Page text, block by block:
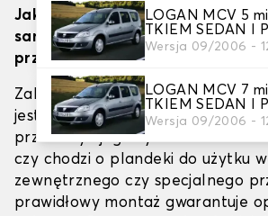
LOGAN MCV 5
TKIEM SEDAN I
Wersja 09/2006 -
LOGAN MCV 7
TKIEM SEDAN I
Wersja 09/2006 -
Jak skutecznie zamontować
samochodowe (wewnętrzne,
przeciwgradowe)
Zabezpieczenie pojazdu
jest niezbędne, aby zachować
przedłużyć jego żywotność.
czy chodzi o plandeki do użytku
zewnętrznego czy specjalnego
prawidłowy montaż gwarantuje